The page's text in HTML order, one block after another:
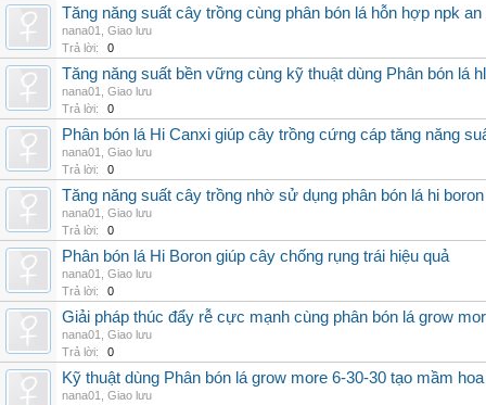
Tăng năng suất cây trồng cùng phân bón lá hỗn hợp npk an
nana01
Giao lưu
Trả lời:
0
Tăng năng suất bền vững cùng kỹ thuật dùng Phân bón lá
nana01
Giao lưu
Trả lời:
0
Phân bón lá Hi Canxi giúp cây trồng cứng cáp tăng năng
nana01
Giao lưu
Trả lời:
0
Tăng năng suất cây trồng nhờ sử dụng phân bón lá hi
nana01
Giao lưu
Trả lời:
0
Phân bón lá Hi Boron giúp cây chống rụng trái hiệu quả
nana01
Giao lưu
Trả lời:
0
Giải pháp thúc đẩy rễ cực mạnh cùng phân bón lá grow
nana01
Giao lưu
Trả lời:
0
Kỹ thuật dùng Phân bón lá grow more 6-30-30 tạo mầm hoa
nana01
Giao lưu